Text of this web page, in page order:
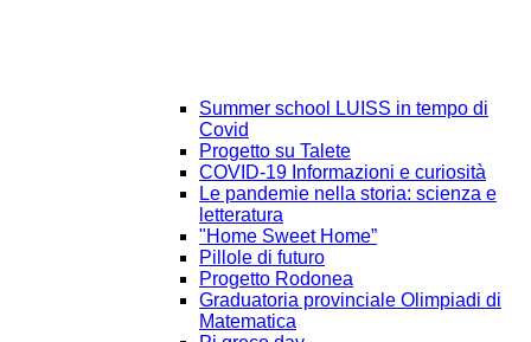
Summer school LUISS in tempo di
Covid
Progetto su Talete
COVID-19 Informazioni e curiosità
Le pandemie nella storia: scienza e
letteratura
"Home Sweet Home”
Pillole di futuro
Progetto Rodonea
Graduatoria provinciale Olimpiadi di
Matematica